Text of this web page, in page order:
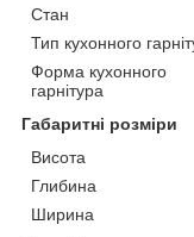
Стан
Тип кухонного
Форма кухонного
гарнітура
Габаритні розміри
Висота
Глибина
Ширина